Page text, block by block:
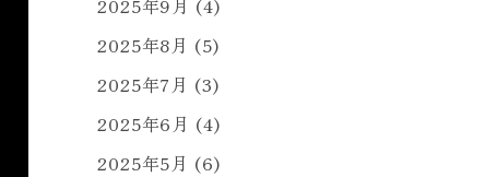
2025年9月 (4)
2025年8月 (5)
2025年7月 (3)
2025年6月 (4)
2025年5月 (6)